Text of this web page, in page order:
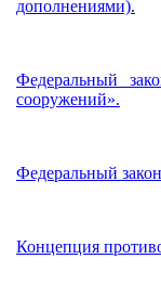
дополнениями).
Федеральный
сооружений».
Федеральный
Концепция